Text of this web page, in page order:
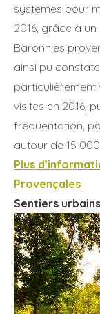
systèmes pour
2016, grâce à
Baronnies
ainsi pu
particulièrement
visites en 2016,
fréquentation,
autour de 15
Plus
Provençales
Sentiers